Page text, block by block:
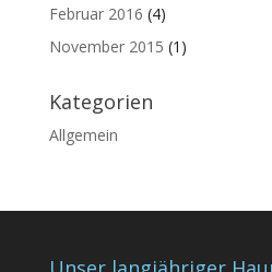
Februar 2016 (4)
November 2015 (1)
Kategorien
Allgemein